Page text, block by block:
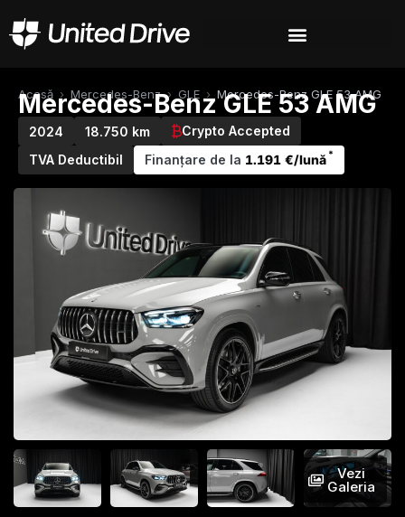
Acasă › Mercedes-Benz › GLE › Mercedes-Benz GLE 53 AMG
Mercedes-Benz GLE 53 AMG
2024 18.750 km
Crypto Accepted
TVA Deductibil
Finanțare de la 1.191 €/lună *
Vezi
Galeria